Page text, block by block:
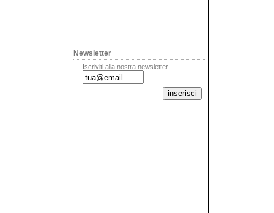
Newsletter
Iscriviti alla nostra newsletter